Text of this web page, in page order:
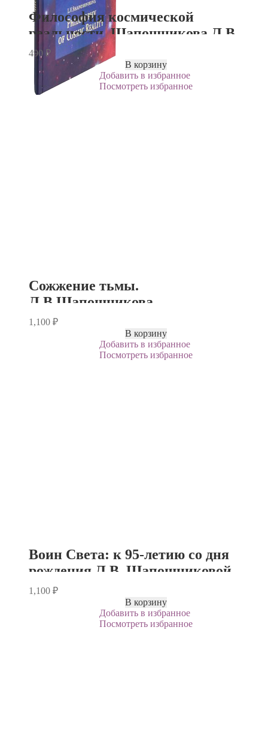
Философия космической
реальности. Шапошникова Л.В.
490 ₽
В корзину
Добавить в избранное
Посмотреть избранное
Сожжение тьмы.
Л.В.Шапошникова
1,100 ₽
В корзину
Добавить в избранное
Посмотреть избранное
Воин Света: к 95-летию со дня
рождения Л.В. Шапошниковой.
Том 1
1,100 ₽
В корзину
Добавить в избранное
Посмотреть избранное